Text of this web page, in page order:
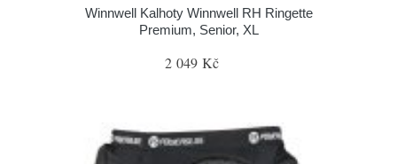
Winnwell Kalhoty Winnwell RH Ringette
Premium, Senior, XL
2 049 Kč